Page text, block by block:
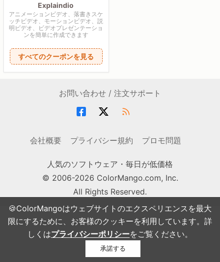
🍪ColorMangoはウェブサイトのエクスペリエンスを最大
限にするために、お客様のクッキーを利用しています。詳
しくはプライバシーポリシーをご覧ください。
承諾する
Explaindio
アニメーションビデオ、落書きスケ
ッチビデオ、モーションビデオ、説
明ビデオ、ビデオプレゼンテーショ
ンを簡単に作成できます
すべてのクーポンを見る
お問い合わせ / 注文サポート
会社概要 プライバシー規約 プロモ問題
人気のソフトウェア・毎日が低価格
© 2006-2026 ColorMango.com, Inc.
All Rights Reserved.